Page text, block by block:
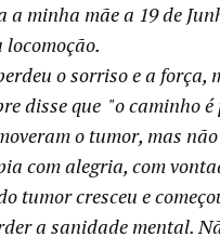
minha mãe a 19 de
o sorriso e a força,
disse que "o caminho
o tumor, mas
com alegria, com
tumor cresceu e
a sanidade mental.